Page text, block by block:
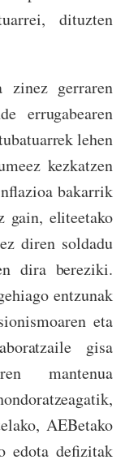
dituzten
zinez gerraren
errugabearen
lehen
kezkatzen
bakarrik
gain, eliteetako
diren soldadu
dira bereziki.
entzunak
eta
gisa
mantenua
AEBetako
edota defizitak